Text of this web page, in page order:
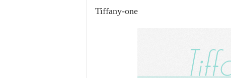
Tiffany-one